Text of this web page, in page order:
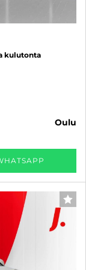
kulutonta
oulu